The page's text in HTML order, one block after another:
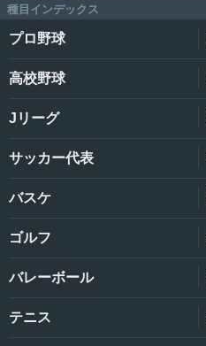
種目インデックス
プロ野球
高校野球
Jリーグ
サッカー代表
バスケ
ゴルフ
バレーボール
テニス